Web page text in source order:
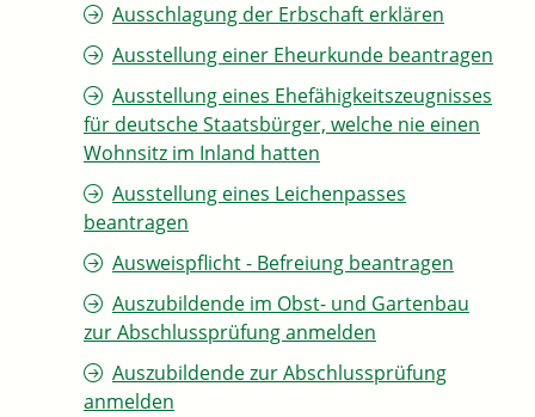
Ausschlagung der Erbschaft erklären
Ausstellung einer Eheurkunde beantragen
Ausstellung eines Ehefähigkeitszeugnisses
für deutsche Staatsbürger, welche nie einen
Wohnsitz im Inland hatten
Ausstellung eines Leichenpasses
beantragen
Ausweispflicht - Befreiung beantragen
Auszubildende im Obst- und Gartenbau
zur Abschlussprüfung anmelden
Auszubildende zur Abschlussprüfung
anmelden